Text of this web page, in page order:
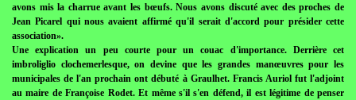
avons mis la charrue avant les bœufs. Nous avons discuté avec des proches de
Jean Picarel qui nous avaient affirmé qu'il serait d'accord pour présider cette
association».
Une explication un peu courte pour un couac d'importance. Derrière cet
imbroliglio clochemerlesque, on devine que les grandes manœuvres pour les
municipales de l'an prochain ont débuté à Graulhet. Francis Auriol fut l'adjoint
au maire de Françoise Rodet. Et même s'il s'en défend, il est légitime de penser